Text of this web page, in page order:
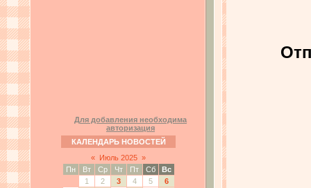
Для добавления необходима
авторизация
КАЛЕНДАРЬ НОВОСТЕЙ
«
Июль 2025 »
Пн
Вт Ср Чт Пт Сб
Вс
1
2 3 4 5
6